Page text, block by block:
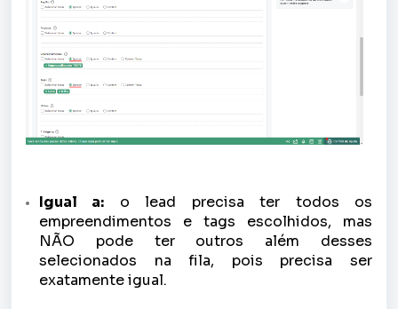
Igual a: o lead precisa ter todos os
empreendimentos e tags escolhidos, mas
NÃO pode ter outros além desses
selecionados na fila, pois precisa ser
exatamente igual.